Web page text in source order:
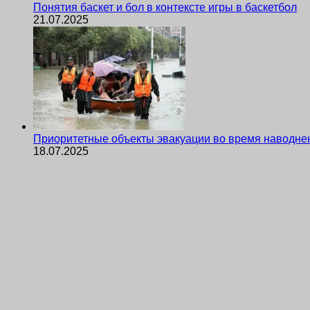
Понятия баскет и бол в контексте игры в баскетбол
21.07.2025
Приоритетные объекты эвакуации во время
18.07.2025